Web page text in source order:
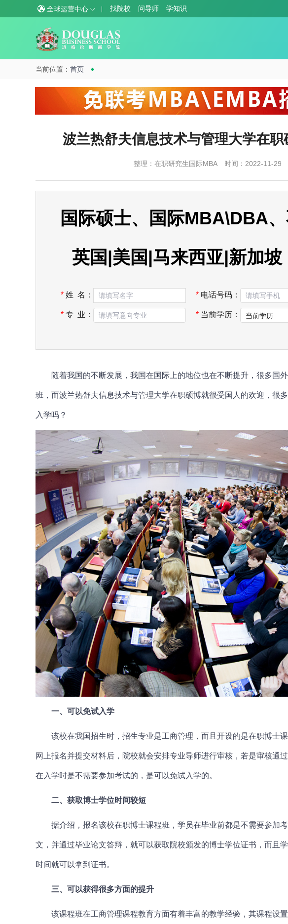
全球运营中心 找院校 问导师 学知识
当前位置： 首页
波兰热舒夫信息技术与管理大学在职
整理：在职研究生国际MBA 时间：2022-11-29
国际硕士、国际MBA\DBA
英国|美国|马来西亚|新加
* 姓 名： * 电话号码：
* 专 业： * 当前学历：
随着我国的不断发展，我国在国际上的地位也在不断提升，很多国
班，而波兰热舒夫信息技术与管理大学在职硕博就很受国人的欢迎，很
入学吗？
一、可以免试入学
该校在我国招生时，招生专业是工商管理，而且开设的是在职博士
网上报名并提交材料后，院校就会安排专业导师进行审核，若是审核通
在入学时是不需要参加考试的，是可以免试入学的。
二、获取博士学位时间较短
据介绍，报名该校在职博士课程班，学员在毕业前都是不需要参加
文，并通过毕业论文答辩，就可以获取院校颁发的博士学位证书，而且
时间就可以拿到证书。
三、可以获得很多方面的提升
该课程班在工商管理课程教育方面有着丰富的教学经验，其课程设